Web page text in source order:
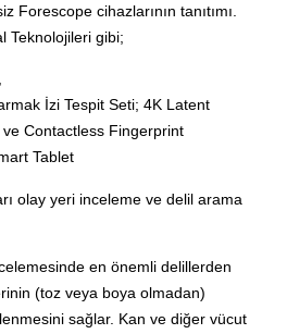
Forescope cihazlarının tanıtımı.
Teknolojileri gibi;
İzi Tespit Seti; 4K Latent
Contactless Fingerprint
Tablet
olay yeri inceleme ve delil arama
en önemli delillerden
(toz veya boya olmadan)
sağlar. Kan ve diğer vücut